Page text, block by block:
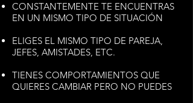
CONSTANTEMENTE TE ENCUENTRAS
EN UN MISMO TIPO DE SITUACIÓN
ELIGES EL MISMO TIPO DE PAREJA,
JEFES, AMISTADES, ETC.
TIENES COMPORTAMIENTOS QUE
QUIERES CAMBIAR PERO NO PUEDES